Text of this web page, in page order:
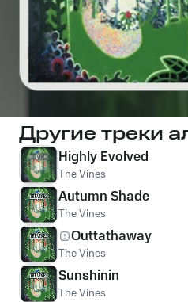
Другие треки
Highly Evolved
The Vines
Autumn Shade
The Vines
Outtathaway
The Vines
Sunshinin
The Vines